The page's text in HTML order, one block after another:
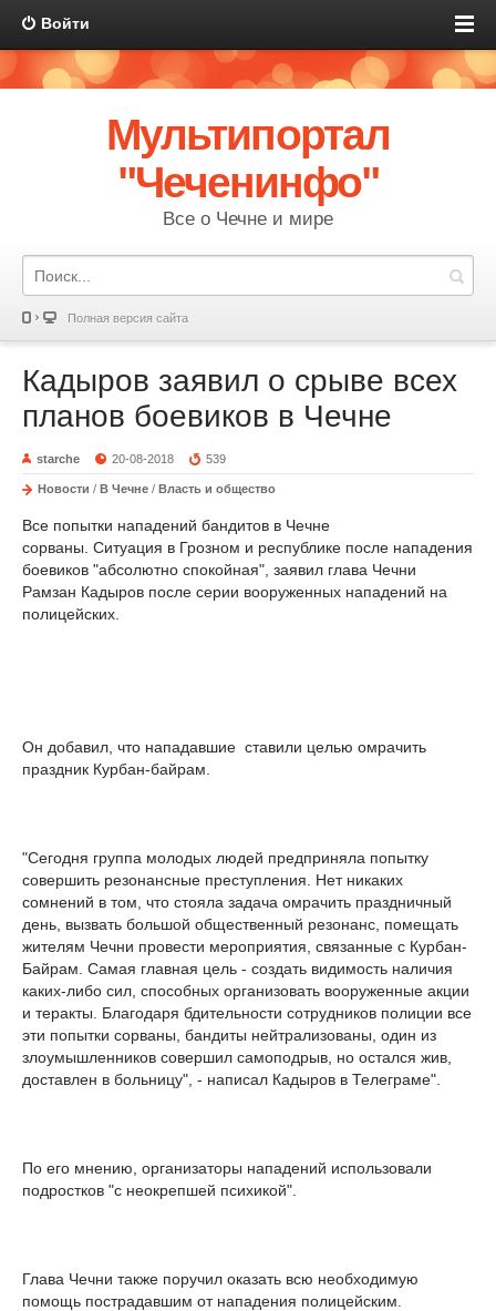
Войти
Мультипортал
"Чеченинфо"
Все о Чечне и мире
Полная версия сайта
Кадыров заявил о срыве всех
планов боевиков в Чечне
starche 20-08-2018 539
Новости / В Чечне / Власть и общество
Все попытки нападений бандитов в Чечне
сорваны. Ситуация в Грозном и республике после нападения
боевиков "абсолютно спокойная", заявил глава Чечни
Рамзан Кадыров после серии вооруженных нападений на
полицейских.
Он добавил, что нападавшие ставили целью омрачить
праздник Курбан-байрам.
"Сегодня группа молодых людей предприняла попытку
совершить резонансные преступления. Нет никаких
сомнений в том, что стояла задача омрачить праздничный
день, вызвать большой общественный резонанс, помещать
жителям Чечни провести мероприятия, связанные с Курбан-
Байрам. Самая главная цель - создать видимость наличия
каких-либо сил, способных организовать вооруженные акции
и теракты. Благодаря бдительности сотрудников полиции все
эти попытки сорваны, бандиты нейтрализованы, один из
злоумышленников совершил самоподрыв, но остался жив,
доставлен в больницу", - написал Кадыров в Телеграме".
По его мнению, организаторы нападений использовали
подростков "с неокрепшей психикой".
Глава Чечни также поручил оказать всю необходимую
помощь пострадавшим от нападения полицейским.